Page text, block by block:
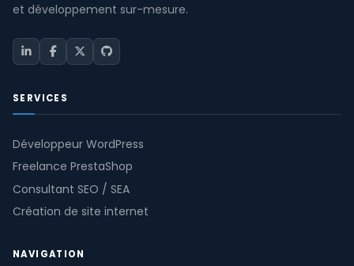
et développement sur-mesure.
SERVICES
Développeur WordPress
Freelance PrestaShop
Consultant SEO / SEA
Création de site internet
NAVIGATION